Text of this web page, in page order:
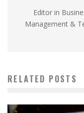
Editor in
Management &
RELATED POSTS